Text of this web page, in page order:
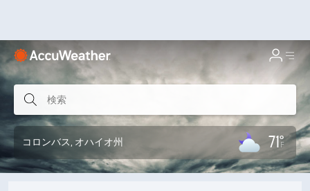
コロンバス, オハイオ州 71°F